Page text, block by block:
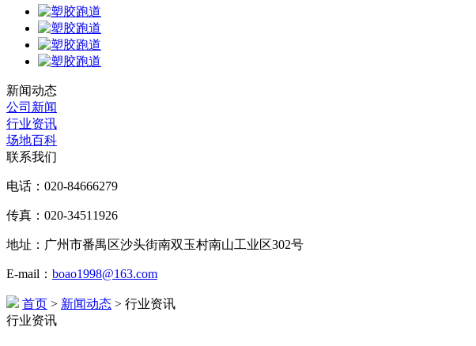
新闻动态
公司新闻
行业资讯
场地百科
联系我们
电话：020-84666279
传真：020-34511926
地址：广州市番禺区沙头街南双玉村南山工业区302号
E-mail： boao1998@163.com
首页 > 新闻动态 > 行业资讯
行业资讯